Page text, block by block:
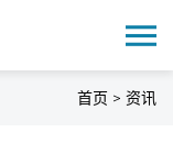
首页 > 资讯